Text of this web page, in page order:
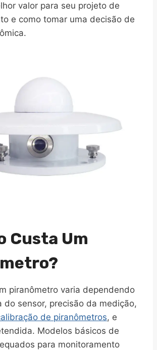
valor para seu projeto de
e como tomar uma decisão de
Custa Um
piranômetro varia dependendo
do sensor, precisão da medição,
de piranômetros, e
Modelos básicos de
para monitoramento